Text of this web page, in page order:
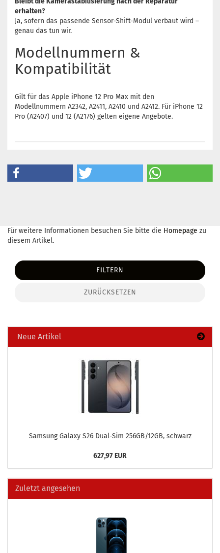
erhalten?
Ja, sofern das passende Sensor-Shift-Modul verbaut wird –
genau das tun wir.
Modellnummern &
Kompatibilität
Gilt für das Apple iPhone 12 Pro Max mit den
Modellnummern A2342, A2411, A2410 und A2412. Für iPhone 12
Pro (A2407) und 12 (A2176) gelten eigene Angebote.
Für weitere Informationen besuchen Sie bitte die Homepage zu
diesem Artikel.
FILTERN
ZURÜCKSETZEN
Neue Artikel
Sam­sung Ga­la­xy S26 Dual-​Sim 256GB/12GB, schwarz
627,97 EUR
Zuletzt angesehen